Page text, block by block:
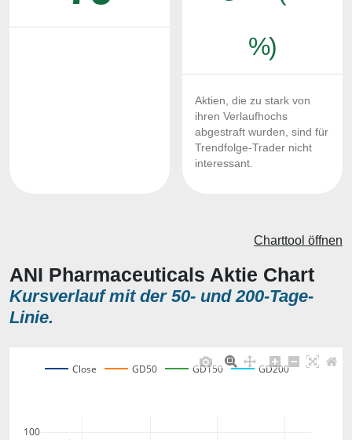
%)
Aktien, die zu stark von
ihren Verlaufhochs
abgestraft wurden, sind für
Trendfolge-Trader nicht
interessant.
ANI Pharmaceuticals Aktie Chart
Kursverlauf mit der 50- und 200-Tage-
Linie.
Charttool öffnen
100
Close GD50 GD150 GD200